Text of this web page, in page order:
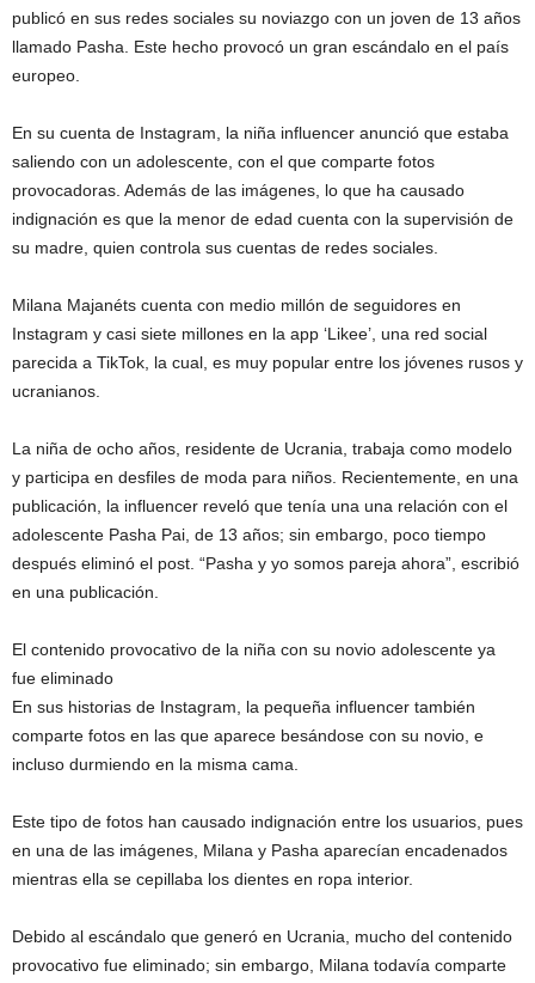
publicó en sus redes sociales su noviazgo con un joven de 13 años
llamado Pasha. Este hecho provocó un gran escándalo en el país
europeo.
En su cuenta de Instagram, la niña influencer anunció que estaba
saliendo con un adolescente, con el que comparte fotos
provocadoras. Además de las imágenes, lo que ha causado
indignación es que la menor de edad cuenta con la supervisión de
su madre, quien controla sus cuentas de redes sociales.
Milana Majanéts cuenta con medio millón de seguidores en
Instagram y casi siete millones en la app ‘Likee’, una red social
parecida a TikTok, la cual, es muy popular entre los jóvenes rusos y
ucranianos.
La niña de ocho años, residente de Ucrania, trabaja como modelo
y participa en desfiles de moda para niños. Recientemente, en una
publicación, la influencer reveló que tenía una una relación con el
adolescente Pasha Pai, de 13 años; sin embargo, poco tiempo
después eliminó el post. “Pasha y yo somos pareja ahora”, escribió
en una publicación.
El contenido provocativo de la niña con su novio adolescente ya
fue eliminado
En sus historias de Instagram, la pequeña influencer también
comparte fotos en las que aparece besándose con su novio, e
incluso durmiendo en la misma cama.
Este tipo de fotos han causado indignación entre los usuarios, pues
en una de las imágenes, Milana y Pasha aparecían encadenados
mientras ella se cepillaba los dientes en ropa interior.
Debido al escándalo que generó en Ucrania, mucho del contenido
provocativo fue eliminado; sin embargo, Milana todavía comparte